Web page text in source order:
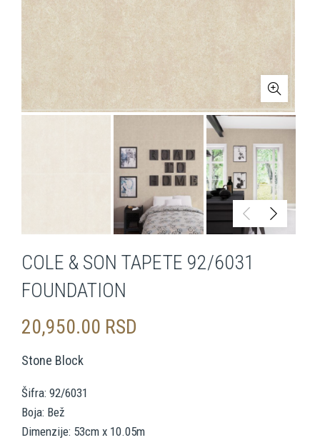
COLE & SON TAPETE 92/6031
FOUNDATION
20,950.00 RSD
Stone Block
Šifra: 92/6031
Boja: Bež
Dimenzije: 53cm x 10.05m